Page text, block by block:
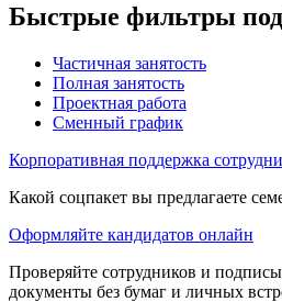
Быстрые фильтры
Частичная занятость
Полная занятость
Проектная работа
Сменный график
Корпоративная поддержка
Какой соцпакет вы предлагаете
Оформляйте кандидатов онлайн
Проверяйте сотрудников и
документы без бумаг и личных